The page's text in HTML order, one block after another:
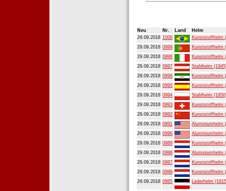
Neu Nr. Land
Helm
29.09.2018 1000
Kunststoffhelm
29.09.2018 0999
Kunststoffhelm
29.09.2018 0998
Kunststoffhelm
29.09.2018 0997
Stahlhelm
29.09.2018 0996
Kunststoffhelm
29.09.2018 0995
Kunststoffhelm
29.09.2018 0994
Stahlhelm
29.09.2018 0993
Kunststoffhelm
29.09.2018 0992
Kunststoffhelm
29.09.2018 0991
Aluminiumhelm
29.09.2018 0990
Aluminiumhelm
29.09.2018 0989
Kunststoffhelm
29.09.2018 0988
Aluminiumhelm
29.09.2018 0987
Kunststoffhelm
29.09.2018 0986
Kunststoffhelm
29.09.2018 0985 Lederhelm